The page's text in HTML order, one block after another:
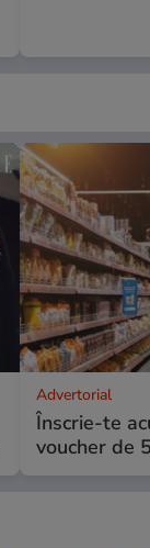
Advertorial
Înscrie-te
voucher de